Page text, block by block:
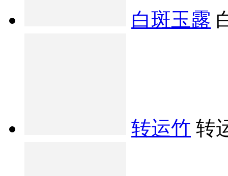
白斑玉露
转运竹 转